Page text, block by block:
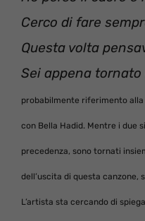
Cerco di fare
Questa volta
Sei appena
probabilmente riferimento
con Bella Hadid. Mentre i due
precedenza, sono tornati
dell’uscita di questa canzone,
L’artista sta cercando di